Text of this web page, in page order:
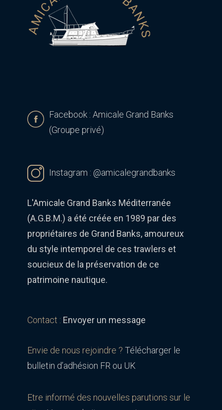
Facebook : Amicale Grand Banks
(Groupe privé)
Instagram : @amicalegrandbanks
L'Amicale Grand Banks Méditerranée
(A.G.B.M.) a été créée en 1989 par des
propriétaires de Grand Banks, amoureux
du style intemporel de ces trawlers et
soucieux de la préservation de ce
patrimoine nautique.
Contact : Envoyer un message
Envie de nous rejoindre ?Télécharger le
bulletin d’adhésion FR ou UK
Etre informé des nouvelles parutions sur le